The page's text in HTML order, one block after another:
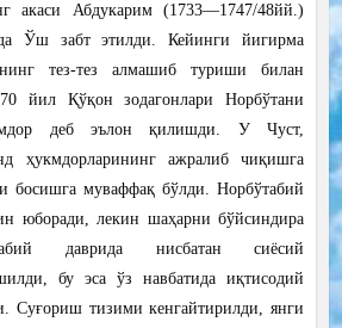
акаси Абдукарим (1733—1747/48йй.)
Ўш забт этилди. Кейинги йигирма
тез-тез алмашиб туриши билан
йил Қўқон зодагонлари Норбўтани
деб эълон қилишди. У Чуст,
ҳукмдорларининг ажралиб чиқишга
босишга муваффақ бўлди. Норбўтабий
юборади, лекин шаҳарни бўйсиндира
даврида нисбатан сиёсий
бу эса ўз навбатида иқтисодий
Суғориш тизими кенгайтирилди, янги